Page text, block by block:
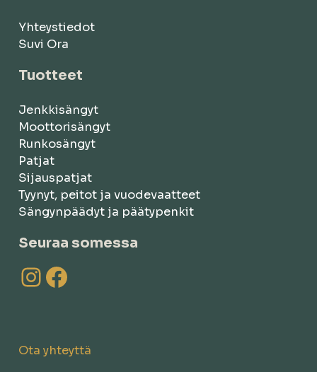
Yhteystiedot
Suvi Ora
Tuotteet
Jenkkisängyt
Moottorisängyt
Runkosängyt
Patjat
Sijauspatjat
Tyynyt, peitot ja vuodevaatteet
Sängynpäädyt ja päätypenkit
Seuraa somessa
Instagram
Facebook
Ota yhteyttä